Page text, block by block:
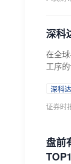
深科
在全
工序
深科达
证券时
盘前